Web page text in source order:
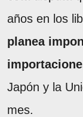
años en los
planea
Japón y la
mes.